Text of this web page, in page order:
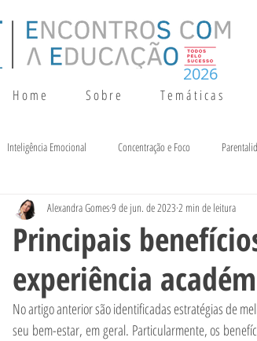
H o m e S o b r e T e m á t i c a s
2026
Inteligência Emocional Concentração e Foco
Terapia da Fala Alimentação e Crescimento
Principais
experiência
Alexandra Gomes9 de jun. de 2023 2 min de leitura
No artigo anterior são identificadas estratégias de
seu bem-estar, em geral. Particularmente, os